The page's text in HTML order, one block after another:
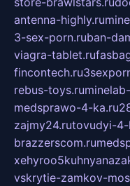
antenna-highly.ru
3-sex-porn.ruban-
viagra-tablet.ru
fincontech.ru
rebus-toys.ru
medsprawo-4-ka.ru
zajmy24.rutovudyi-4-
brazzerscom.ru
vskrytie-zamkov-